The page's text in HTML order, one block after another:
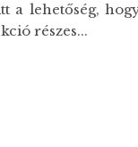
a lehetőség,
részes...